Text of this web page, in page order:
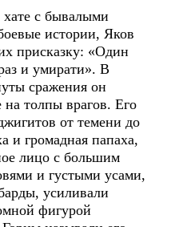
с бывалыми
истории, Яков
присказку: «Один
и умирати». В
сражения он
на толпы врагов. Его
от темени до
и громадная папаха,
лицо с большим
и густыми усами,
усиливали
фигурой